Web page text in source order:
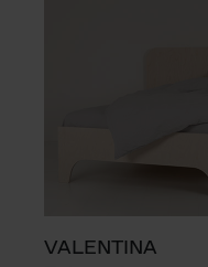
VALENTINA